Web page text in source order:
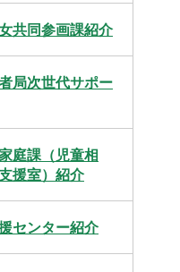
共同参画課紹介
局次世代サポー
庭課（児童相
援室）紹介
センター紹介